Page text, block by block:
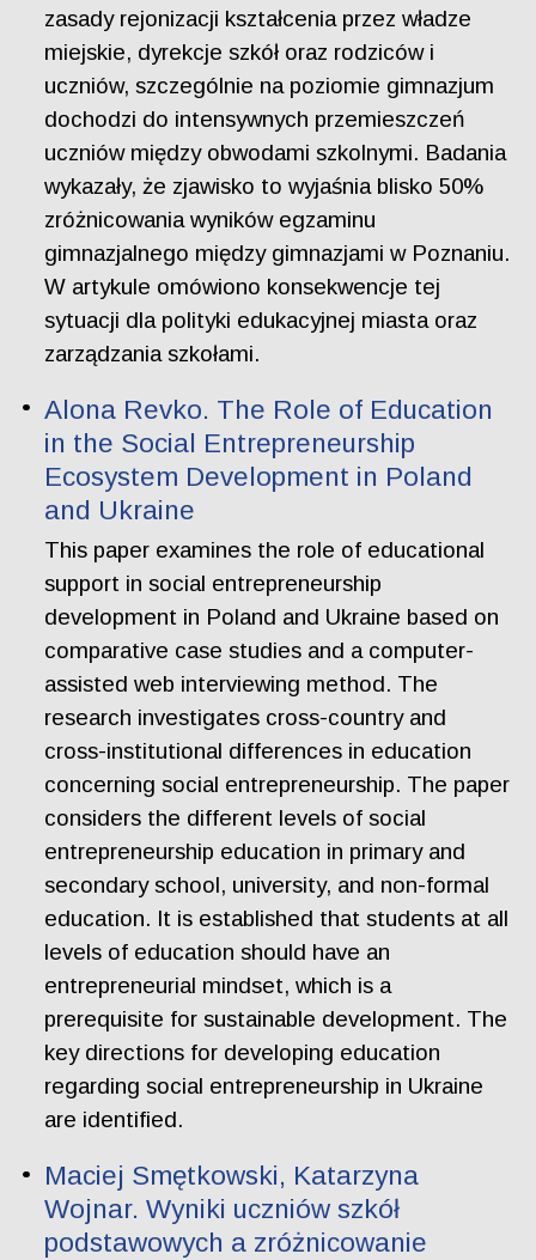
zasady rejonizacji kształcenia przez władze
miejskie, dyrekcje szkół oraz rodziców i
uczniów, szczególnie na poziomie gimnazjum
dochodzi do intensywnych przemieszczeń
uczniów między obwodami szkolnymi. Badania
wykazały, że zjawisko to wyjaśnia blisko 50%
zróżnicowania wyników egzaminu
gimnazjalnego między gimnazjami w Poznaniu.
W artykule omówiono konsekwencje tej
sytuacji dla polityki edukacyjnej miasta oraz
zarządzania szkołami.
Alona Revko. The Role of Education
in the Social Entrepreneurship
Ecosystem Development in Poland
and Ukraine
This paper examines the role of educational
support in social entrepreneurship
development in Poland and Ukraine based on
comparative case studies and a computer-
assisted web interviewing method. The
research investigates cross-country and
cross-institutional differences in education
concerning social entrepreneurship. The paper
considers the different levels of social
entrepreneurship education in primary and
secondary school, university, and non-formal
education. It is established that students at all
levels of education should have an
entrepreneurial mindset, which is a
prerequisite for sustainable development. The
key directions for developing education
regarding social entrepreneurship in Ukraine
are identified.
Maciej Smętkowski, Katarzyna
Wojnar. Wyniki uczniów szkół
podstawowych a zróżnicowanie